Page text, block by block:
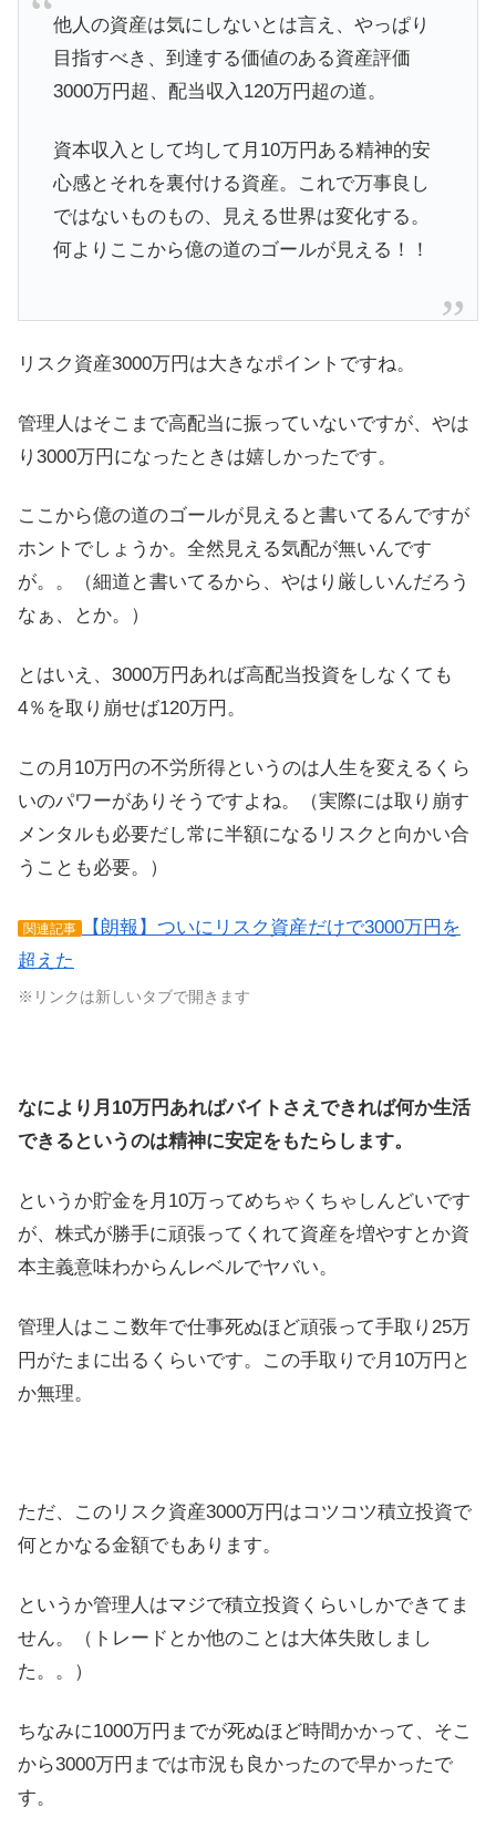
他人の資産は気にしないとは言え、やっぱり
目指すべき、到達する価値のある資産評価
3000万円超、配当収入120万円超の道。
資本収入として均して月10万円ある精神的安
心感とそれを裏付ける資産。これで万事良し
ではないものもの、見える世界は変化する。
何よりここから億の道のゴールが見える！！
リスク資産3000万円は大きなポイントですね。
管理人はそこまで高配当に振っていないですが、やは
り3000万円になったときは嬉しかったです。
ここから億の道のゴールが見えると書いてるんですが
ホントでしょうか。全然見える気配が無いんです
が。。（細道と書いてるから、やはり厳しいんだろう
なぁ、とか。）
とはいえ、3000万円あれば高配当投資をしなくても
4％を取り崩せば120万円。
この月10万円の不労所得というのは人生を変えるくら
いのパワーがありそうですよね。（実際には取り崩す
メンタルも必要だし常に半額になるリスクと向かい合
うことも必要。）
関連記事
【朗報】ついにリスク資産だけで3000万円を
超えた
※リンクは新しいタブで開きます
なにより月10万円あればバイトさえできれば何か生活
できるというのは精神に安定をもたらします。
というか貯金を月10万ってめちゃくちゃしんどいです
が、株式が勝手に頑張ってくれて資産を増やすとか資
本主義意味わからんレベルでヤバい。
管理人はここ数年で仕事死ぬほど頑張って手取り25万
円がたまに出るくらいです。この手取りで月10万円と
か無理。
ただ、このリスク資産3000万円はコツコツ積立投資で
何とかなる金額でもあります。
というか管理人はマジで積立投資くらいしかできてま
せん。（トレードとか他のことは大体失敗しまし
た。。）
ちなみに1000万円までが死ぬほど時間かかって、そこ
から3000万円までは市況も良かったので早かったで
す。